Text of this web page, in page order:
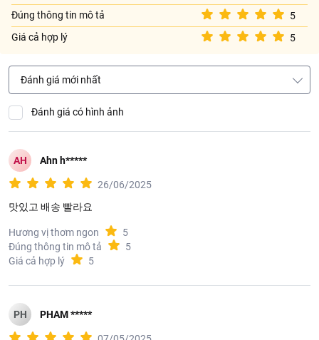
Đúng thông tin mô tả
5
Giá cả hợp lý
5
Đánh giá mới nhất
Đánh giá có hình ảnh
AH Ahn h*****
26/06/2025
맛있고 배송 빨라요
Hương vị thơm ngon
5
Đúng thông tin mô tả
5
Giá cả hợp lý
5
PH PHAM *****